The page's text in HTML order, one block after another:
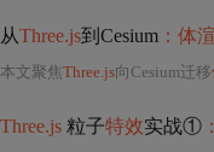
从Three.js到Cesium ：体
本文聚焦Three.js向Cesium迁移
Three.js 粒子特效实战① ：